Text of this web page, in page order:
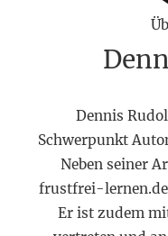
Dennis
Schwerpunkt
Neben seiner
frustfrei-
Er ist zudem